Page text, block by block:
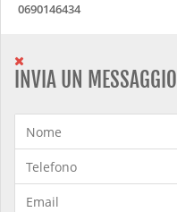
0690146434
INVIA UN MESSAGGIO